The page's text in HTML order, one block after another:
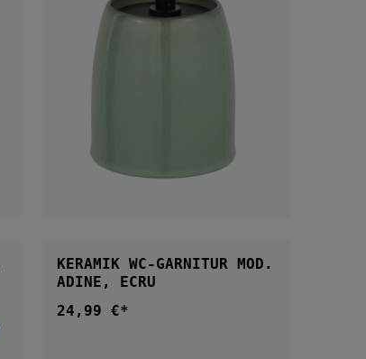
KERAMIK WC-GARNITUR MOD.
ADINE, ECRU
Regulärer Preis:
24,99 €*